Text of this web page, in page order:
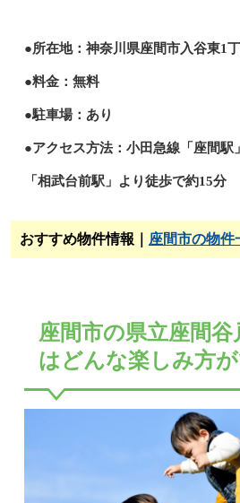
●所在地：神奈川県座間市入谷東1丁
●料金：無料
●駐車場：あり
●アクセス方法：小田急線「座間駅
「相武台前駅」より徒歩で約15分
おすすめ物件情報｜ 座間市の物件
座間市の県立座間
はどんな楽しみ方